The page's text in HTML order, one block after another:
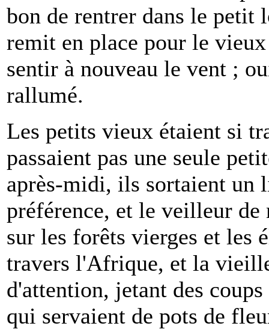
bon de rentrer dans le petit
remit en place pour le
sentir à nouveau le vent ;
rallumé.
Les petits vieux étaient si
passaient pas une seule
après-midi, ils sortaient un
préférence, et le veilleur
sur les forêts vierges et les
travers l'Afrique, et la
d'attention, jetant des
qui servaient de pots de